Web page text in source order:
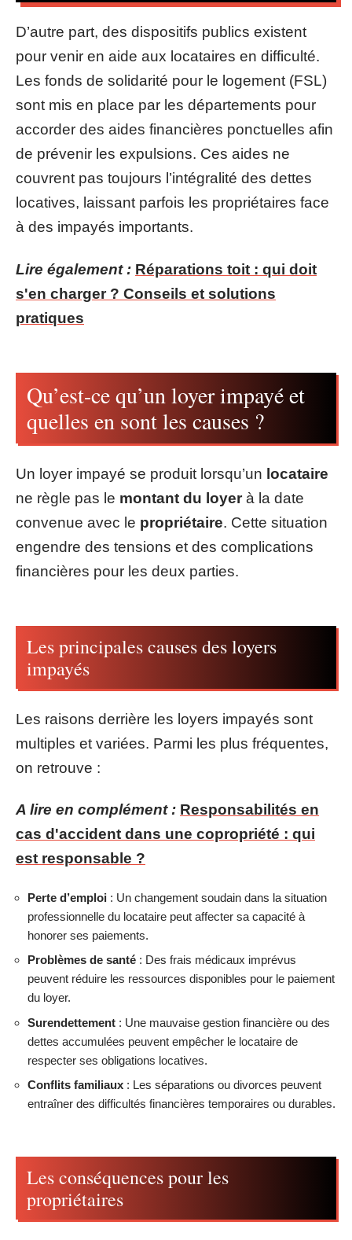
D’autre part, des dispositifs publics existent
pour venir en aide aux locataires en difficulté.
Les fonds de solidarité pour le logement (FSL)
sont mis en place par les départements pour
accorder des aides financières ponctuelles afin
de prévenir les expulsions. Ces aides ne
couvrent pas toujours l’intégralité des dettes
locatives, laissant parfois les propriétaires face
à des impayés importants.
Lire également : Réparations toit : qui doit
s'en charger ? Conseils et solutions
pratiques
Qu’est-ce qu’un loyer impayé et
quelles en sont les causes ?
Un loyer impayé se produit lorsqu’un locataire
ne règle pas le montant du loyerà la date
convenue avec le propriétaire. Cette situation
engendre des tensions et des complications
financières pour les deux parties.
Les principales causes des loyers
impayés
Les raisons derrière les loyers impayés sont
multiples et variées. Parmi les plus fréquentes,
on retrouve :
A lire en complément : Responsabilités en
cas d'accident dans une copropriété : qui
est responsable ?
Perte d’emploi : Un changement soudain dans la situation
professionnelle du locataire peut affecter sa capacité à
honorer ses paiements.
Problèmes de santé : Des frais médicaux imprévus
peuvent réduire les ressources disponibles pour le paiement
du loyer.
Surendettement : Une mauvaise gestion financière ou des
dettes accumulées peuvent empêcher le locataire de
respecter ses obligations locatives.
Conflits familiaux : Les séparations ou divorces peuvent
entraîner des difficultés financières temporaires ou durables.
Les conséquences pour les
propriétaires